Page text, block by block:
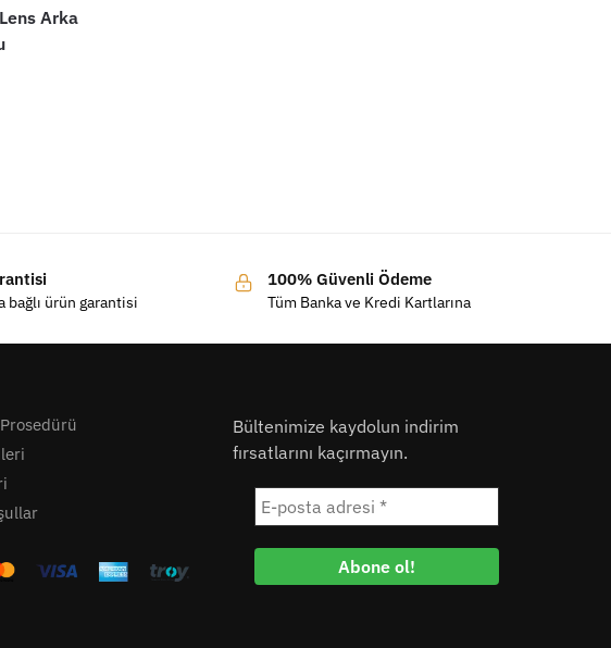
Arka
bağlı ürün garantisi
100% Güvenli Ödeme
Tüm Banka ve Kredi Kartlarına
Bültenimize kaydolun indirim
fırsatlarını kaçırmayın.